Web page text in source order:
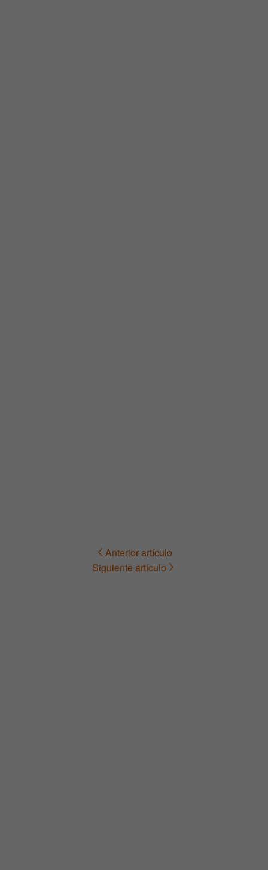
Navegación Anterior artículo
Siguiente artículo